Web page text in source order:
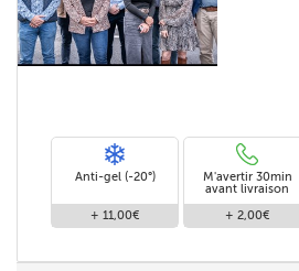
Anti-gel (-20°)
+ 11,00€
M'avertir 30min
avant livraison
+ 2,00€